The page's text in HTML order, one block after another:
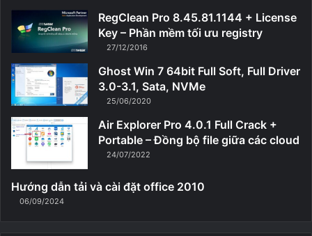
RegClean Pro 8.45.81.1144 + License
Key – Phần mềm tối ưu registry
27/12/2016
Ghost Win 7 64bit Full Soft, Full Driver
3.0-3.1, Sata, NVMe
25/06/2020
Air Explorer Pro 4.0.1 Full Crack +
Portable – Đồng bộ file giữa các cloud
24/07/2022
Hướng dẫn tải và cài đặt office 2010
06/09/2024